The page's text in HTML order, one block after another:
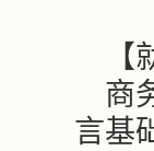
商
言基